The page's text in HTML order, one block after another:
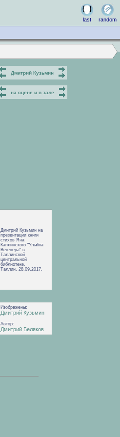
last random
Дмитрий Кузьмин
на сцене и в зале
Дмитрий Кузьмин на
презентации книги
стихов Яна
Каплинского "Улыбка
Вегенера" в
Таллинской
центральной
библиотеке.
Таллин, 28.09.2017.
Изображены:
Дмитрий Кузьмин
Автор:
Дмитрий Беляков